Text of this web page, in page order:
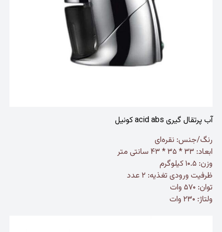
آب پرتقال گیری acid abs کونیل
رنگ/جنس: نقره‌ای
ابعاد: ۳۳ * ۳۵ * ۴۳ سانتی متر
وزن: ۱۰.۵ کیلوگرم
ظرفیت ورودی تغذیه: ۲ عدد
توان: ۵۷۰ وات
ولتاژ: ۲۳۰ وات